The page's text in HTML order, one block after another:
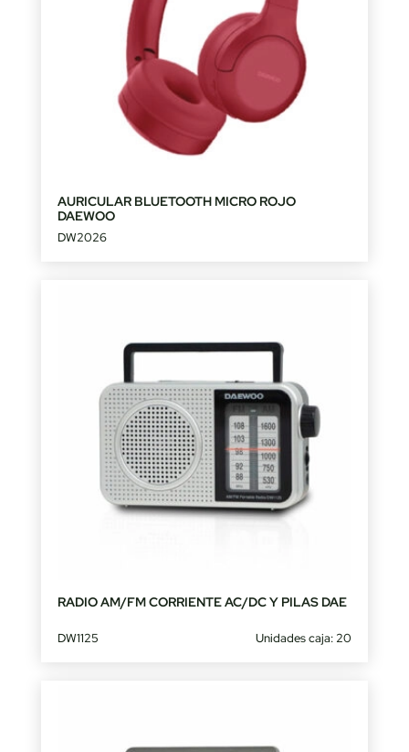
AURICULAR BLUETOOTH MICRO ROJO
DAEWOO
DW2026
RADIO AM/FM CORRIENTE AC/DC Y PILAS DAE
DW1125 Unidades caja: 20